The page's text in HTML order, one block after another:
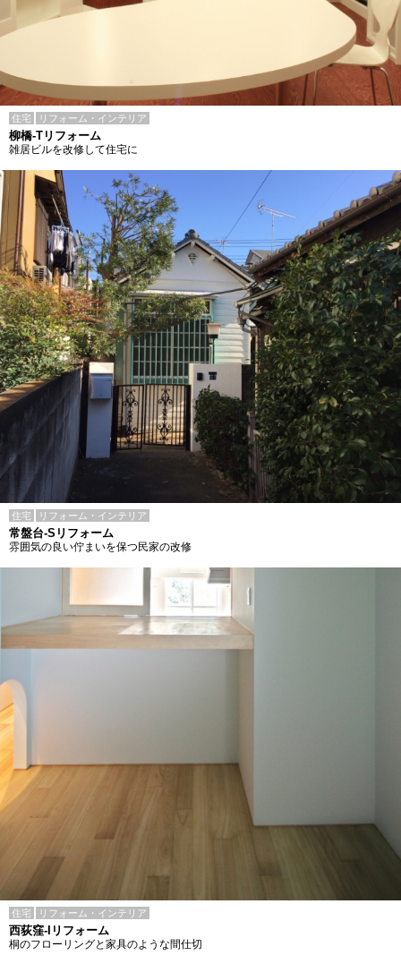
住宅 リフォーム・インテリア
柳橋-Tリフォーム
雑居ビルを改修して住宅に
住宅 リフォーム・インテリア
常盤台-Sリフォーム
雰囲気の良い佇まいを保つ民家の改修
住宅 リフォーム・インテリア
西荻窪-Iリフォーム
桐のフローリングと家具のような間仕切